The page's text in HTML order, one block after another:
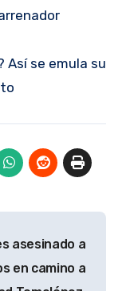
Así se emula su
asesinado a
en camino a